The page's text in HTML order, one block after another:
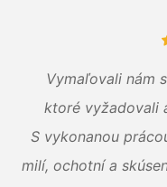
Vymaľovali nám
ktoré vyžadovali
S vykonanou
milí, ochotní a